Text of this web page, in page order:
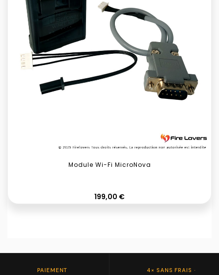
Module Wi-Fi MicroNova
199,00 €Prix
PAIEMENT
4× SANS FRAIS ·